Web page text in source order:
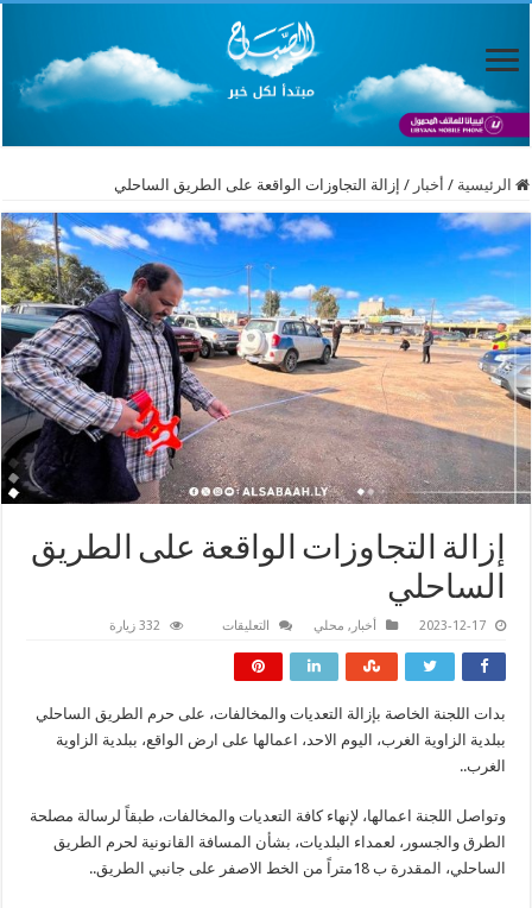
الرئيسية / أخبار / إزالة التجاوزات الواقعة على الطريق الساحلي
إزالة التجاوزات الواقعة على الطريق
الساحلي
2023-12-17 أخبار , محلي التعليقات
الساحلي
مغلقة
332 زيارة
بدات اللجنة الخاصة بإزالة التعديات والمخالفات، على حرم الطريق الساحلي
ببلدية الزاوية الغرب، اليوم الاحد، اعمالها على ارض الواقع، ببلدية الزاوية
الغرب..
وتواصل اللجنة اعمالها، لإنهاء كافة التعديات والمخالفات، طبقاً لرسالة مصلحة
الطرق والجسور، لعمداء البلديات، بشأن المسافة القانونية لحرم الطريق
الساحلي، المقدرة ب 18متراً من الخط الاصفر على جانبي الطريق..